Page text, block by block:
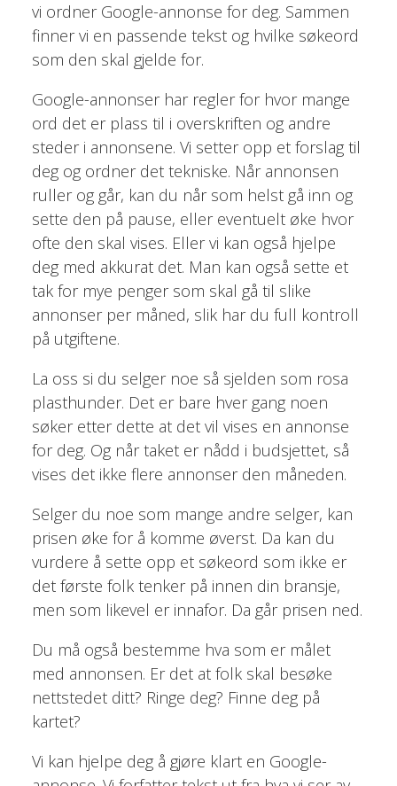
vi ordner Google-annonse for deg. Sammen
finner vi en passende tekst og hvilke søkeord
som den skal gjelde for.
Google-annonser har regler for hvor mange
ord det er plass til i overskriften og andre
steder i annonsene. Vi setter opp et forslag til
deg og ordner det tekniske. Når annonsen
ruller og går, kan du når som helst gå inn og
sette den på pause, eller eventuelt øke hvor
ofte den skal vises. Eller vi kan også hjelpe
deg med akkurat det. Man kan også sette et
tak for mye penger som skal gå til slike
annonser per måned, slik har du full kontroll
på utgiftene.
La oss si du selger noe så sjelden som rosa
plasthunder. Det er bare hver gang noen
søker etter dette at det vil vises en annonse
for deg. Og når taket er nådd i budsjettet, så
vises det ikke flere annonser den måneden.
Selger du noe som mange andre selger, kan
prisen øke for å komme øverst. Da kan du
vurdere å sette opp et søkeord som ikke er
det første folk tenker på innen din bransje,
men som likevel er innafor. Da går prisen ned.
Du må også bestemme hva som er målet
med annonsen. Er det at folk skal besøke
nettstedet ditt? Ringe deg? Finne deg på
kartet?
Vi kan hjelpe deg å gjøre klart en Google-